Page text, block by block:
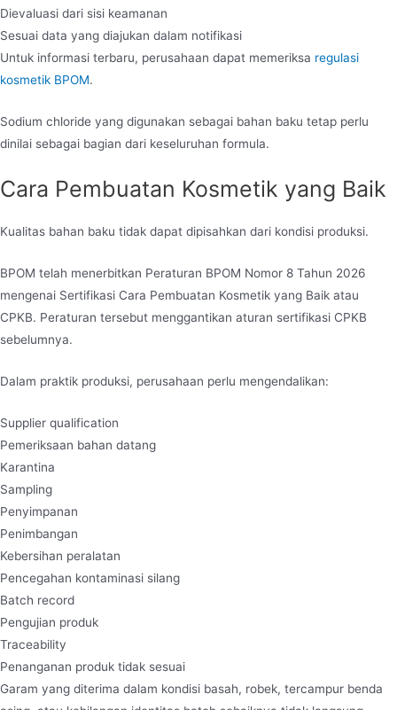
Dievaluasi dari sisi keamanan
Sesuai data yang diajukan dalam notifikasi
Untuk informasi terbaru, perusahaan dapat memeriksa regulasi
kosmetik BPOM.
Sodium chloride yang digunakan sebagai bahan baku tetap perlu
dinilai sebagai bagian dari keseluruhan formula.
Cara Pembuatan Kosmetik yang Baik
Kualitas bahan baku tidak dapat dipisahkan dari kondisi produksi.
BPOM telah menerbitkan Peraturan BPOM Nomor 8 Tahun 2026
mengenai Sertifikasi Cara Pembuatan Kosmetik yang Baik atau
CPKB. Peraturan tersebut menggantikan aturan sertifikasi CPKB
sebelumnya.
Dalam praktik produksi, perusahaan perlu mengendalikan:
Supplier qualification
Pemeriksaan bahan datang
Karantina
Sampling
Penyimpanan
Penimbangan
Kebersihan peralatan
Pencegahan kontaminasi silang
Batch record
Pengujian produk
Traceability
Penanganan produk tidak sesuai
Garam yang diterima dalam kondisi basah, robek, tercampur benda